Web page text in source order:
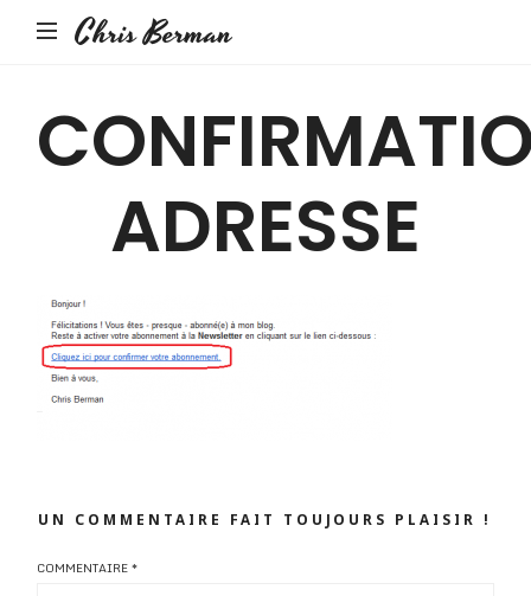
Chris Berman
ADRESSE
UN COMMENTAIRE FAIT TOUJOURS PLAISIR !
COMMENTAIRE*